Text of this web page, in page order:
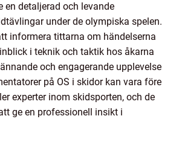
en detaljerad och levande
under de olympiska spelen.
informera tittarna om händelserna
i teknik och taktik hos åkarna
och engagerande upplevelse
på OS i skidor kan vara före
experter inom skidsporten, och de
ge en professionell insikt i